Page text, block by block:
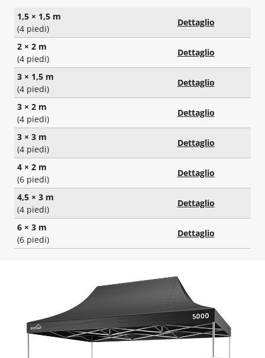
1,5 × 1,5 m
(4 piedi)
Dettaglio
2 × 2 m
(4 piedi)
Dettaglio
3 × 1,5 m
(4 piedi)
Dettaglio
3 × 2 m
(4 piedi)
Dettaglio
3 × 3 m
(4 piedi)
Dettaglio
4 × 2 m
(6 piedi)
Dettaglio
4,5 × 3 m
(4 piedi)
Dettaglio
6 × 3 m
(6 piedi)
Dettaglio